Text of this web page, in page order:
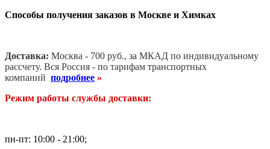
Способы получения заказов в Москве и Химках
Доставка: Москва - 700 руб., за МКАД по индивидуальному
рассчету. Вся Россия - по тарифам транспортных
компаний подробнее »
Режим работы службы доставки:
пн-пт: 10:00 - 21:00;